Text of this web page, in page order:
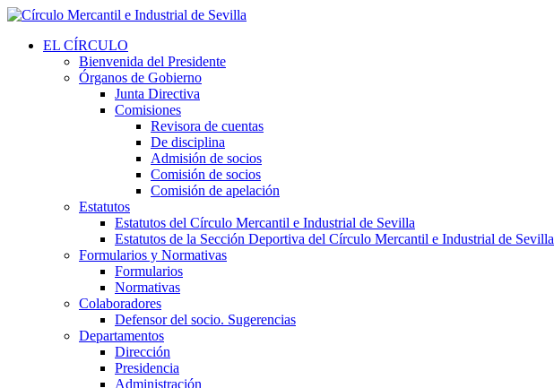
EL CÍRCULO
Bienvenida del Presidente
Órganos de Gobierno
Junta Directiva
Comisiones
Revisora de cuentas
De disciplina
Admisión de socios
Comisión de socios
Comisión de apelación
Estatutos
Estatutos del Círculo Mercantil e Industrial de Sevilla
Estatutos de la Sección Deportiva del Círculo Mercantil e Industrial de Sevilla
Formularios y Normativas
Formularios
Normativas
Colaboradores
Defensor del socio. Sugerencias
Departamentos
Dirección
Presidencia
Administración